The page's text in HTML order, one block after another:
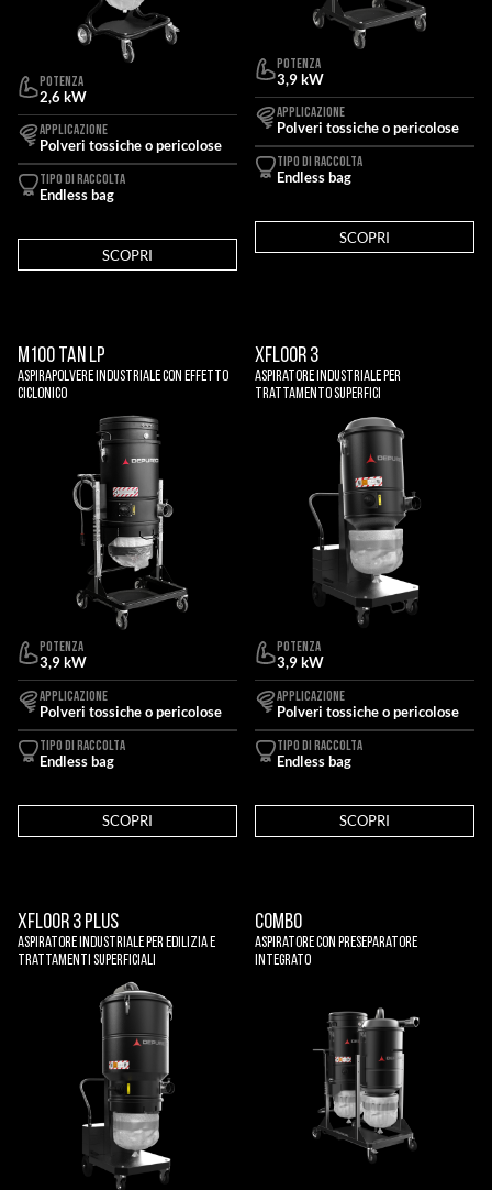
POTENZA
2,6 kW
APPLICAZIONE
Polveri tossiche o pericolose
TIPO DI RACCOLTA
Endless bag
SCOPRI
POTENZA
3,9 kW
APPLICAZIONE
Polveri tossiche o pericolose
TIPO DI RACCOLTA
Endless bag
SCOPRI
M100 TAN LP
Aspirapolvere Industriale Con Effetto
Ciclonico
POTENZA
3,9 kW
APPLICAZIONE
Polveri tossiche o pericolose
TIPO DI RACCOLTA
Endless bag
SCOPRI
XFLOOR 3
Aspiratore Industriale Per
Trattamento Superfici
POTENZA
3,9 kW
APPLICAZIONE
Polveri tossiche o pericolose
TIPO DI RACCOLTA
Endless bag
SCOPRI
XFLOOR 3 PLUS
Aspiratore Industriale Per Edilizia E
Trattamenti Superficiali
COMBO
Aspiratore Con Preseparatore
Integrato